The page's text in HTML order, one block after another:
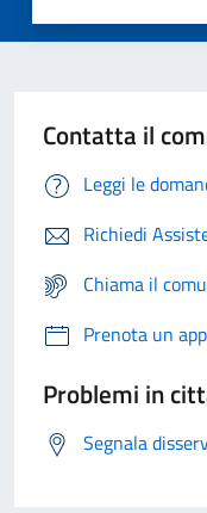
Contatta il
Leggi le
Richiedi
Chiama il
Prenota un
Problemi in
Segnala